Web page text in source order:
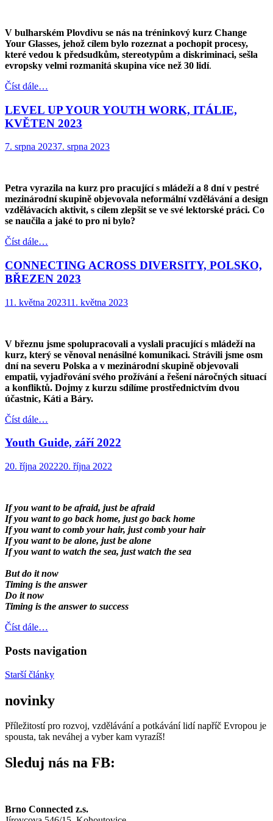
V bulharském Plovdivu se nás na tréninkový kurz Change
Your Glasses, jehož cílem bylo rozeznat a pochopit procesy,
které vedou k předsudkům, stereotypům a diskriminaci, sešla
evropsky velmi rozmanitá skupina více než 30 lidí.
Číst dále…
LEVEL UP YOUR YOUTH WORK, ITÁLIE,
KVĚTEN 2023
7. srpna 20237. srpna 2023
Petra vyrazila na kurz pro pracující s mládeží a 8 dní v pestré
mezinárodní skupině objevovala neformální vzdělávání a design
vzdělávacích aktivit, s cílem zlepšit se ve své lektorské práci. Co
se naučila a jaké to pro ni bylo?
Číst dále…
CONNECTING ACROSS DIVERSITY, POLSKO,
BŘEZEN 2023
11. května 202311. května 2023
V březnu jsme spolupracovali a vyslali pracující s mládeží na
kurz, který se věnoval nenásilné komunikaci. Strávili jsme osm
dní na severu Polska a v mezinárodní skupině objevovali
empatii, vyjadřování svého prožívání a řešení náročných situací
a konfliktů. Dojmy z kurzu sdílíme prostřednictvím dvou
účastnic, Káti a Báry.
Číst dále…
Youth Guide, září 2022
20. října 202220. října 2022
If you want to be afraid, just be afraid
If you want to go back home, just go back home
If you want to comb your hair, just comb your hair
If you want to be alone, just be alone
If you want to watch the sea, just watch the sea
But do it now
Timing is the answer
Do it now
Timing is the answer to success
Číst dále…
Posts navigation
Starší články
novinky
Příležitostí pro rozvoj, vzdělávání a potkávání lidí napříč Evropou je
spousta, tak neváhej a vyber kam vyrazíš!
Sleduj nás na FB:
Brno Connected z.s.